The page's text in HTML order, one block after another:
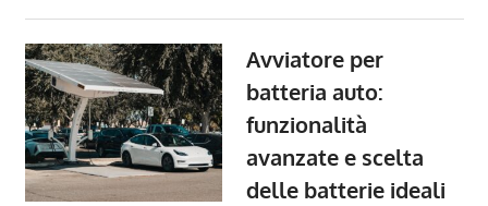
Avviatore per
batteria auto:
funzionalità
avanzate e scelta
delle batterie ideali